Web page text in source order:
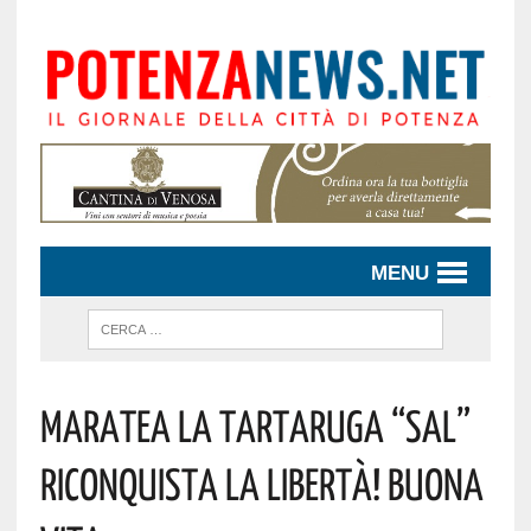
MENU
Maratea La Tartaruga “Sal”
Riconquista La Libertà! Buona